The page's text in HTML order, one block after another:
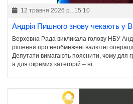
12 травня 2026 р., 15:10
Андрія Пишного знову чекають у
Верховна Рада викликала голову НБУ
рішення про необмежені валютні
Депутати вимагають пояснити, чому для
а для окремих категорій – ні.